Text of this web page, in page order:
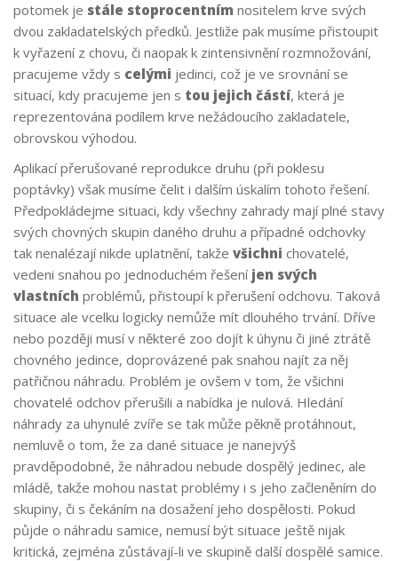
potomek je stále stoprocentním nositelem krve svých
dvou zakladatelských předků. Jestliže pak musíme přistoupit
k vyřazení z chovu, či naopak k zintensivnění rozmnožování,
pracujeme vždy s celými jedinci, což je ve srovnání se
situací, kdy pracujeme jen s tou jejich částí, která je
reprezentována podílem krve nežádoucího zakladatele,
obrovskou výhodou.
Aplikací přerušované reprodukce druhu (při poklesu
poptávky) však musíme čelit i dalším úskalím tohoto řešení.
Předpokládejme situaci, kdy všechny zahrady mají plné stavy
svých chovných skupin daného druhu a případné odchovky
tak nenalézají nikde uplatnění, takže všichni chovatelé,
vedeni snahou po jednoduchém řešení jen svých
vlastních problémů, přistoupí k přerušení odchovu. Taková
situace ale vcelku logicky nemůže mít dlouhého trvání. Dříve
nebo později musí v některé zoo dojít k úhynu či jiné ztrátě
chovného jedince, doprovázené pak snahou najít za něj
patřičnou náhradu. Problém je ovšem v tom, že všichni
chovatelé odchov přerušili a nabídka je nulová. Hledání
náhrady za uhynulé zvíře se tak může pěkně protáhnout,
nemluvě o tom, že za dané situace je nanejvýš
pravděpodobné, že náhradou nebude dospělý jedinec, ale
mládě, takže mohou nastat problémy i s jeho začleněním do
skupiny, či s čekáním na dosažení jeho dospělosti. Pokud
půjde o náhradu samice, nemusí být situace ještě nijak
kritická, zejména zůstávají-li ve skupině další dospělé samice.